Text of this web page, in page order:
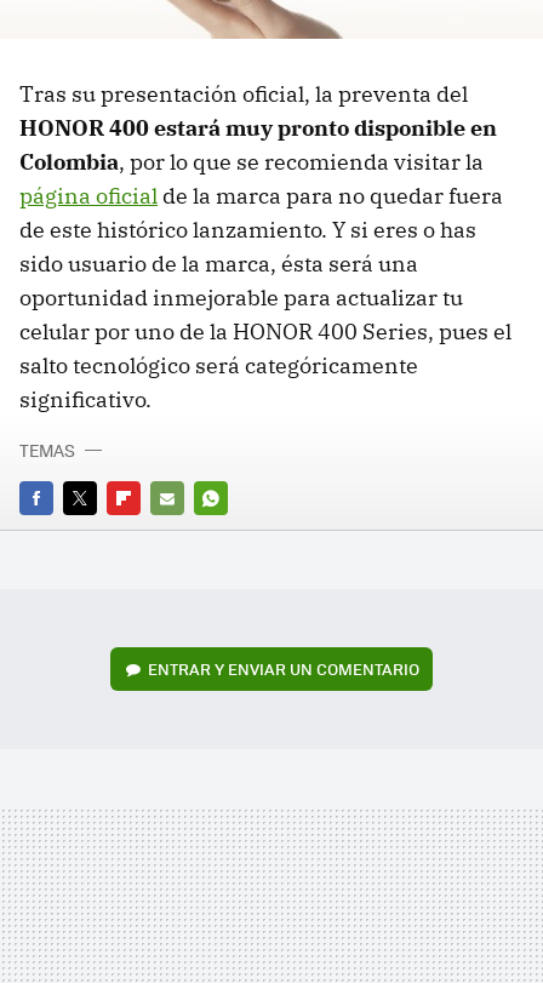
Tras su presentación oficial, la preventa del
HONOR 400 estará muy pronto disponible en
Colombia, por lo que se recomienda visitar la
página oficial de la marca para no quedar fuera
de este histórico lanzamiento. Y si eres o has
sido usuario de la marca, ésta será una
oportunidad inmejorable para actualizar tu
celular por uno de la HONOR 400 Series, pues el
salto tecnológico será categóricamente
significativo.
FACEBOOK
TWITTERFLIPBOARD
E-
WHATSAPP
TEMAS
ENTRAR Y ENVIAR UN COMENTARIO